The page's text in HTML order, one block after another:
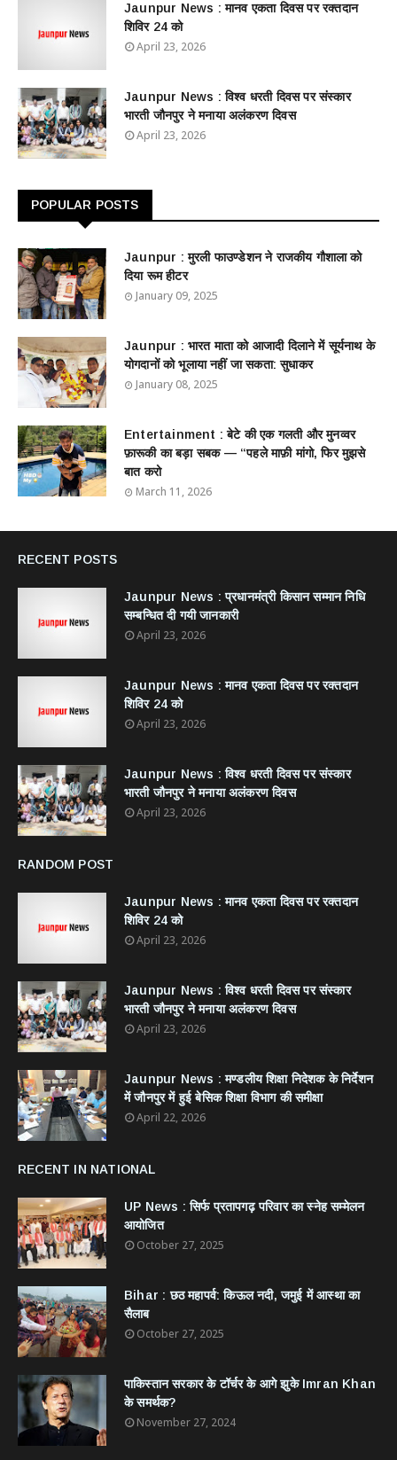
Jaunpur News : ​मानव एकता दिवस पर रक्तदान
शिविर 24 को
April 23, 2026
Jaunpur News : विश्व धरती दिवस पर संस्कार
भारती जौनपुर ने मनाया अलंकरण दिवस
April 23, 2026
POPULAR POSTS
Jaunpur : ​मुरली फाउण्डेशन ने राजकीय गौशाला को
दिया रूम हीटर
January 09, 2025
Jaunpur : ​भारत माता को आजादी दिलाने में सूर्यनाथ के
योगदानों को भूलाया नहीं जा सकता: सुधाकर
January 08, 2025
Entertainment : बेटे की एक गलती और मुनव्वर
फ़ारूकी का बड़ा सबक — “पहले माफ़ी मांगो, फिर मुझसे
बात करो
March 11, 2026
RECENT POSTS
Jaunpur News : ​प्रधानमंत्री किसान सम्मान निधि
सम्बन्धित दी गयी जानकारी
April 23, 2026
Jaunpur News : ​मानव एकता दिवस पर रक्तदान
शिविर 24 को
April 23, 2026
Jaunpur News : विश्व धरती दिवस पर संस्कार
भारती जौनपुर ने मनाया अलंकरण दिवस
April 23, 2026
RANDOM POST
Jaunpur News : ​मानव एकता दिवस पर रक्तदान
शिविर 24 को
April 23, 2026
Jaunpur News : विश्व धरती दिवस पर संस्कार
भारती जौनपुर ने मनाया अलंकरण दिवस
April 23, 2026
Jaunpur News : ​मण्डलीय शिक्षा निदेशक के निर्देशन
में जौनपुर में हुई बेसिक शिक्षा विभाग की समीक्षा
April 22, 2026
RECENT IN NATIONAL
UP News : सिर्फ प्रतापगढ़ परिवार का स्नेह सम्मेलन
आयोजित
October 27, 2025
Bihar : छठ महापर्व: किऊल नदी, जमुई में आस्था का
सैलाब
October 27, 2025
​पाकिस्तान सरकार के टॉर्चर के आगे झुके Imran Khan
के समर्थक?
November 27, 2024